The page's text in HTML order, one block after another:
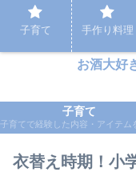
パパの家事育
お酒大好
子育て
子育てで経験した内容・アイテム
衣替え時期！小
子育て 手作り料理